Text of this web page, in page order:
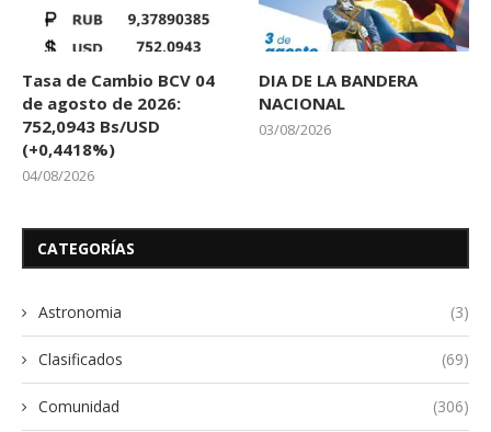
Tasa de Cambio BCV 04
de agosto de 2026:
752,0943 Bs/USD
(+0,4418%)
04/08/2026
DIA DE LA BANDERA
NACIONAL
03/08/2026
CATEGORÍAS
Astronomia (3)
Clasificados (69)
Comunidad (306)